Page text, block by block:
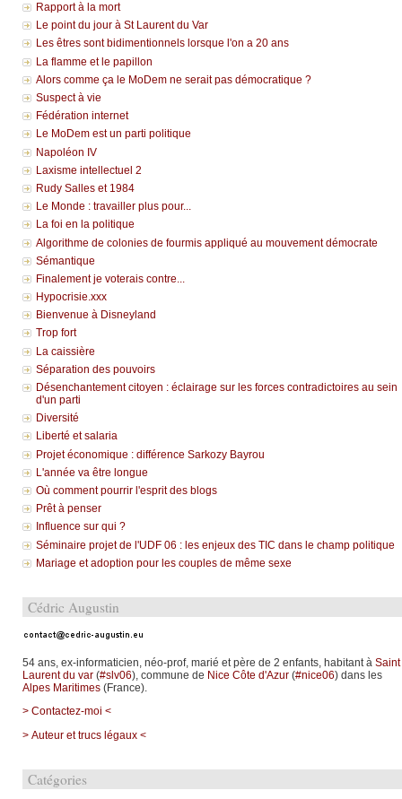
Rapport à la mort
Le point du jour à St Laurent du Var
Les êtres sont bidimentionnels lorsque l'on a 20 ans
La flamme et le papillon
Alors comme ça le MoDem ne serait pas démocratique ?
Suspect à vie
Fédération internet
Le MoDem est un parti politique
Napoléon IV
Laxisme intellectuel 2
Rudy Salles et 1984
Le Monde : travailler plus pour...
La foi en la politique
Algorithme de colonies de fourmis appliqué au mouvement démocrate
Sémantique
Finalement je voterais contre...
Hypocrisie.xxx
Bienvenue à Disneyland
Trop fort
La caissière
Séparation des pouvoirs
Désenchantement citoyen : éclairage sur les forces contradictoires au sein
d'un parti
Diversité
Liberté et salaria
Projet économique : différence Sarkozy Bayrou
L'année va être longue
Où comment pourrir l'esprit des blogs
Prêt à penser
Influence sur qui ?
Séminaire projet de l'UDF 06 : les enjeux des TIC dans le champ politique
Mariage et adoption pour les couples de même sexe
Cédric Augustin
54 ans, ex-informaticien, néo-prof, marié et père de 2 enfants, habitant à Saint
Laurent du var(#slv06), commune de Nice Côte d'Azur(#nice06) dans les
Alpes Maritimes(France).
> Contactez-moi <
> Auteur et trucs légaux <
Catégories